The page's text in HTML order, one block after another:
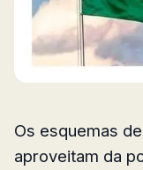
Os esquemas
aproveitam da